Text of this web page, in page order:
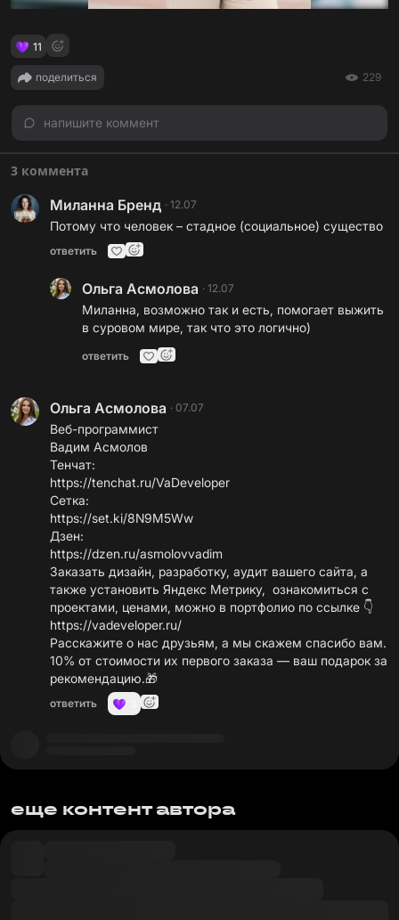
11
поделиться 229
напишите коммент
3 коммента
Миланна Бренд · 12.07
Потому что человек – стадное (социальное) существо
ответить
Ольга Асмолова · 12.07
Миланна, возможно так и есть, помогает выжить
в суровом мире, так что это логично)
ответить
Ольга Асмолова · 07.07
Веб-программист
Вадим Асмолов
https://tenchat.ru/VaDeveloper
https://set.ki/8N9M5Ww
https://dzen.ru/asmolovvadim
Заказать дизайн, разработку, аудит вашего сайта, а
также установить Яндекс Метрику, ознакомиться с
https://vadeveloper.ru/
Расскажите о нас друзьям, а мы скажем спасибо вам.
10% от стоимости их первого заказа — ваш подарок за
рекомендацию.🎁
ответить
еще контент автора